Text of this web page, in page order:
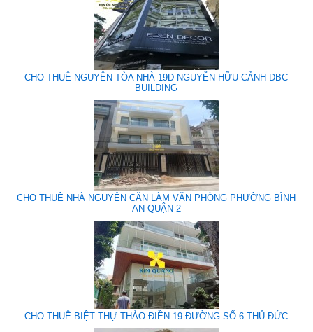
CHO THUÊ NGUYÊN TÒA NHÀ 19D NGUYỄN HỮU CẢNH DBC
BUILDING
CHO THUÊ NHÀ NGUYÊN CĂN LÀM VĂN PHÒNG PHƯỜNG BÌNH
AN QUẬN 2
CHO THUÊ BIỆT THỰ THẢO ĐIỀN 19 ĐƯỜNG SỐ 6 THỦ ĐỨC